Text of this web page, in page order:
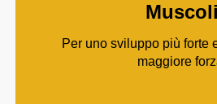
Muscoli
Per uno sviluppo più forte
maggiore